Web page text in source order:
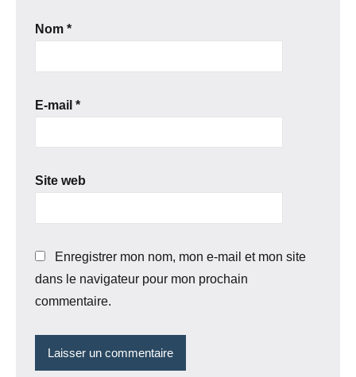
Nom *
E-mail *
Site web
Enregistrer mon nom, mon e-mail et mon site
dans le navigateur pour mon prochain
commentaire.